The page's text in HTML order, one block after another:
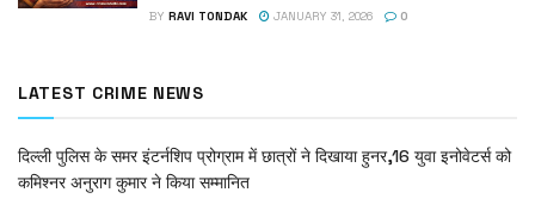
BY RAVI TONDAK JANUARY 31, 2026 0
LATEST CRIME NEWS
दिल्ली पुलिस के समर इंटर्नशिप प्रोग्राम में छात्रों ने दिखाया हुनर,16 युवा इनोवेटर्स को
कमिश्नर अनुराग कुमार ने किया सम्मानित